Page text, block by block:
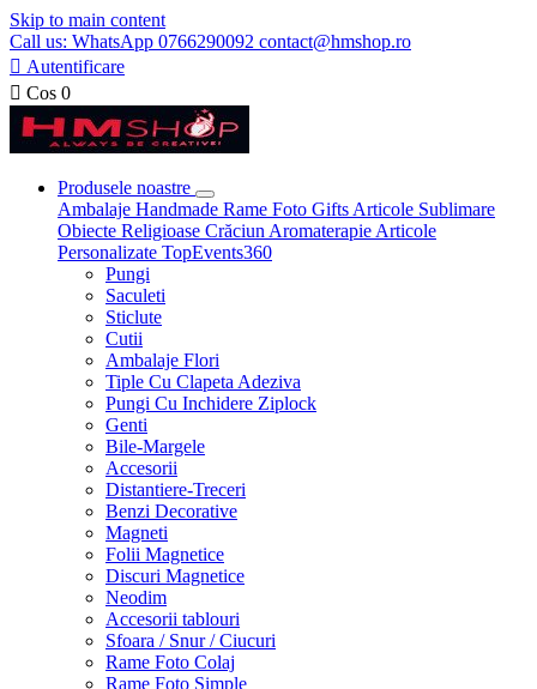
Skip to main content
Call us: WhatsApp 0766290092 contact@hmshop.ro
 Autentificare
 Cos 0
Produsele noastre
Ambalaje Handmade Rame Foto Gifts Articole Sublimare
Obiecte Religioase Crăciun Aromaterapie Articole
Personalizate TopEvents360
Pungi
Saculeti
Sticlute
Cutii
Ambalaje Flori
Tiple Cu Clapeta Adeziva
Pungi Cu Inchidere Ziplock
Genti
Bile-Margele
Accesorii
Distantiere-Treceri
Benzi Decorative
Magneti
Folii Magnetice
Discuri Magnetice
Neodim
Accesorii tablouri
Sfoara / Snur / Ciucuri
Rame Foto Colaj
Rame Foto Simple